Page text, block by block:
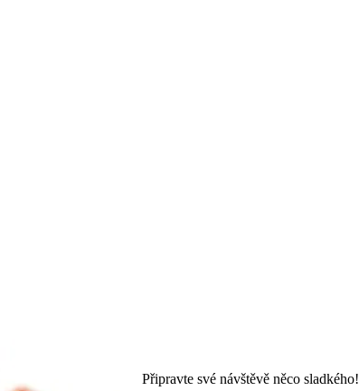
Připravte své návštěvě něco sladkého!